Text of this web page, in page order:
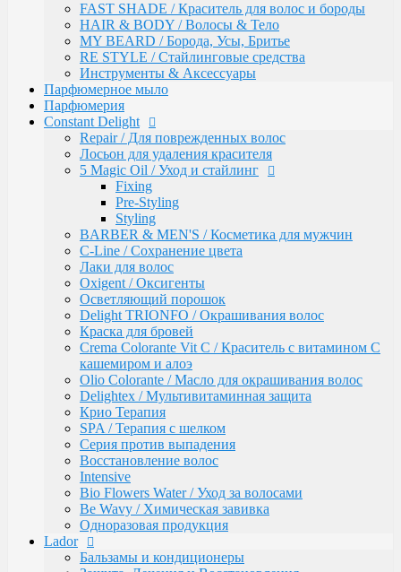
SPA / Терапия с шелком
Серия против выпадения
Восстановление волос
Intensive
Bio Flowers Water / Уход за волосами
Be Wavy / Химическая завивка
Одноразовая продукция
Lador
Бальзамы и кондиционеры
Защита, Лечения и Восстановления
Маски
Масла
Сыворотки
Уход за телом / Скрабы и пилинги
Шампуни
Kapous
Total Reconstruction
Arganoil
Обесцвечивающие продукты Arganoil
Стайлинг Arganoil
Уход за волосами Arganoil
Aromatic Symphony
Biotin Energy
Blond Bar
BLOND BAR Оттеночные Бальзамы
BLOND BAR Уход за Волосами
Brilliants Gloss
Caring Line
Gentleman Мужская серия
Glyoxy Sleek Hair Выпрямления волос
Go-Wash
KAPOUS DEPILATION Депиляции
Аксессуары для депиляции
Горячие воски
Гелевый воск в гранулах
FAST SHADE / Краситель для волос и бороды
HAIR & BODY / Волосы & Тело
MY BEARD / Борода, Усы, Бритье
RE STYLE / Стайлинговые средства
Инструменты & Аксессуары
Парфюмерное мыло
Парфюмерия
Constant Delight
Repair / Для поврежденных волос
Лосьон для удаления красителя
5 Magic Oil / Уход и стайлинг
Fixing
Pre-Styling
Styling
BARBER & MEN'S / Косметика для мужчин
C-Line / Сохранение цвета
Лаки для волос
Oxigent / Оксигенты
Осветляющий порошок
Delight TRIONFO / Окрашивания волос
Краска для бровей
Crema Colorante Vit C / Краситель с витамином С
кашемиром и алоэ
Olio Colorante / Масло для окрашивания волос
Delightex / Мультивитаминная защита
Крио Терапия
SPA / Терапия с шелком
Серия против выпадения
Восстановление волос
Intensive
Bio Flowers Water / Уход за волосами
Be Wavy / Химическая завивка
Одноразовая продукция
Lador
Бальзамы и кондиционеры